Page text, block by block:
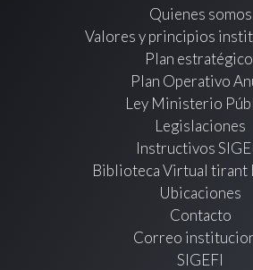
Quienes somos
Valores y principios
Plan estratégico
Plan Operativo
Ley Ministerio
Legislaciones
Instructivos
Biblioteca Virtual tirant
Ubicaciones
Contacto
Correo
SIGEFI